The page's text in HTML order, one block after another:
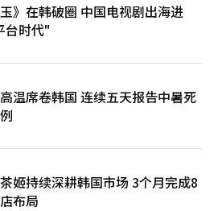
玉》在韩破圈 中国电视剧出海进
台时代"
温席卷韩国 连续五天报告中暑死
姬持续深耕韩国市场 3个月完成8
布局